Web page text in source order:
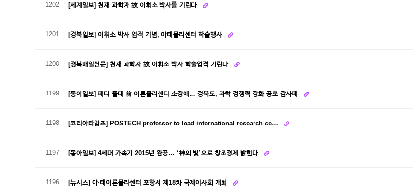
1202 [세계일보] 천재 과학자 故 이휘소 박사를 기린다
1201 [경북일보] 이휘소 박사 업적 기념, 아태물리센터 학술행사
1200 [경북매일신문] 천재 과학자 故 이휘소 박사 학술업적 기린다
1199 [동아일보] 페터 풀데 前 이론물리센터 소장에… 경북도, 과학 경쟁력 강화 공로 감사패
1198 [코리아타임즈] POSTECH professor to lead international research ce…
1197 [동아일보] 4세대 가속기 2015년 완공… ‘神의 빛’으로 창조경제 밝힌다
1196 [뉴시스] 아·태이론물리센터 포항서 제18차 국제이사회 개최